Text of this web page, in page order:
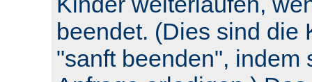
beendet. (Dies sind die
"sanft beenden", indem